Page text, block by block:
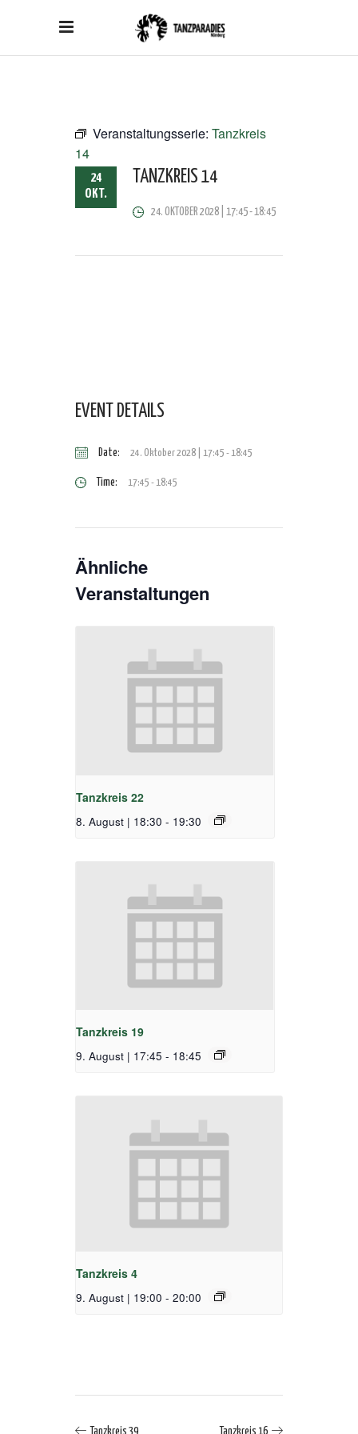
Veranstaltungsserie: Tanzkreis
14
24
OKT.
TANZKREIS 14
24. OKTOBER 2028 | 17:45-18:45
EVENT DETAILS
Date: 24. Oktober 2028 | 17:45 -18:45
Time: 17:45 - 18:45
Ähnliche
Veranstaltungen
Tanzkreis 22
8. August | 18:30 - 19:30
Tanzkreis 19
9. August | 17:45 - 18:45
Tanzkreis 4
9. August | 19:00 - 20:00
Tanzkreis 39 Tanzkreis 16